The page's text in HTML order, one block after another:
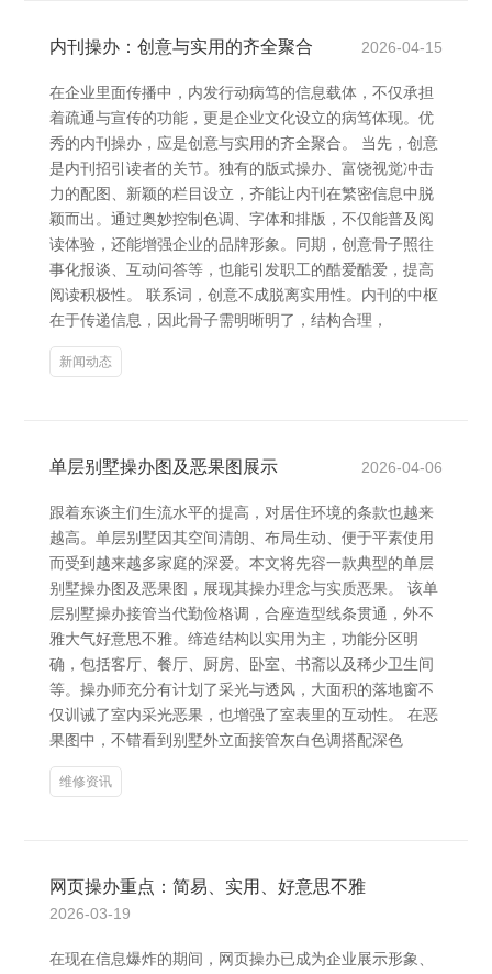
内刊操办：创意与实用的齐全聚合 2026-04-15
在企业里面传播中，内发行动病笃的信息载体，不仅承担
着疏通与宣传的功能，更是企业文化设立的病笃体现。优
秀的内刊操办，应是创意与实用的齐全聚合。 当先，创意
是内刊招引读者的关节。独有的版式操办、富饶视觉冲击
力的配图、新颖的栏目设立，齐能让内刊在繁密信息中脱
颖而出。通过奥妙控制色调、字体和排版，不仅能普及阅
读体验，还能增强企业的品牌形象。同期，创意骨子照往
事化报谈、互动问答等，也能引发职工的酷爱酷爱，提高
阅读积极性。 联系词，创意不成脱离实用性。内刊的中枢
在于传递信息，因此骨子需明晰明了，结构合理，
新闻动态
单层别墅操办图及恶果图展示 2026-04-06
跟着东谈主们生流水平的提高，对居住环境的条款也越来
越高。单层别墅因其空间清朗、布局生动、便于平素使用
而受到越来越多家庭的深爱。本文将先容一款典型的单层
别墅操办图及恶果图，展现其操办理念与实质恶果。 该单
层别墅操办接管当代勤俭格调，合座造型线条贯通，外不
雅大气好意思不雅。缔造结构以实用为主，功能分区明
确，包括客厅、餐厅、厨房、卧室、书斋以及稀少卫生间
等。操办师充分有计划了采光与透风，大面积的落地窗不
仅训诫了室内采光恶果，也增强了室表里的互动性。 在恶
果图中，不错看到别墅外立面接管灰白色调搭配深色
维修资讯
网页操办重点：简易、实用、好意思不雅
2026-03-19
在现在信息爆炸的期间，网页操办已成为企业展示形象、